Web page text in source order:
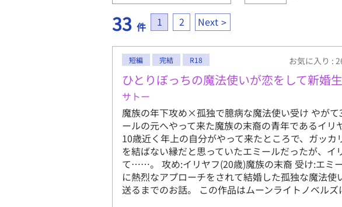
33 件 1 2 Next
短編 完結 R18 お気に入り :
ひとりぼっちの魔法使いが恋をして新婚
サトー
魔族の年下攻め×孤独で臆病な魔法使い受け やが
ールの元へやって来た魔族の末裔の青年であるイリ
10歳近く年上の自分がやって来たところで、ガッ
を結ばない縁だと思っていたエミールだったが、イ
て……。 攻め:イリヤフ(20歳)魔族の末裔 受け:エミ
に熱烈なアプローチをされて結婚した孤独な魔法使
送るまでのお話。 この作品はムーンライトノベルズ